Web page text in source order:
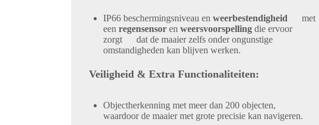
IP66beschermingsniveau en weerbestendigheid met
een regensensoren weersvoorspellingdie ervoor
zorgt dat de maaier zelfs onder ongunstige
omstandigheden kan blijven werken.
Veiligheid & Extra Functionaliteiten:
Objectherkenning met meer dan 200 objecten,
waardoor de maaier met grote precisie kan navigeren.